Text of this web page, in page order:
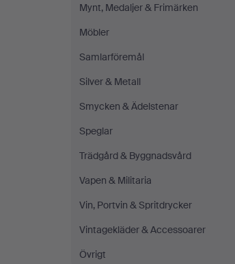
Mynt, Medaljer & Frimärken
Möbler
Samlarföremål
Silver & Metall
Smycken & Ädelstenar
Speglar
Trädgård & Byggnadsvård
Vapen & Militaria
Vin, Portvin & Spritdrycker
Vintagekläder & Accessoarer
Övrigt